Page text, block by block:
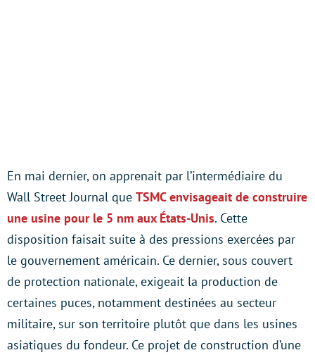
En mai dernier, on apprenait par l’intermédiaire du
Wall Street Journal que TSMC envisageait de construire
une usine pour le 5 nm aux États-Unis. Cette
disposition faisait suite à des pressions exercées par
le gouvernement américain. Ce dernier, sous couvert
de protection nationale, exigeait la production de
certaines puces, notamment destinées au secteur
militaire, sur son territoire plutôt que dans les usines
asiatiques du fondeur. Ce projet de construction d’une